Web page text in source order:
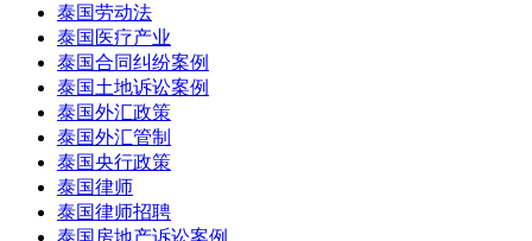
泰国劳动法
泰国医疗产业
泰国合同纠纷案例
泰国土地诉讼案例
泰国外汇政策
泰国外汇管制
泰国央行政策
泰国律师
泰国律师招聘
泰国房地产诉讼案例